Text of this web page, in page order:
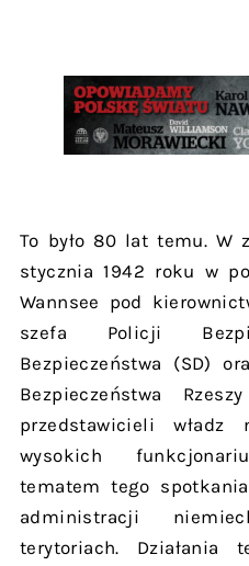
To było 80 lat temu. W
stycznia 1942 roku w
Wannsee pod
szefa Policji
Bezpieczeństwa (SD)
Bezpieczeństwa
przedstawicieli
wysokich
tematem tego
administracji
terytoriach. Działania